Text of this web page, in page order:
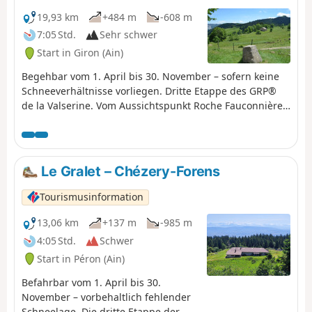
19,93 km +484 m
-608 m
7:05 Std.
Sehr schwer
Start in Giron (Ain)
Begehbar vom 1. April bis 30. November – sofern keine
Schneeverhältnisse vorliegen. Dritte Etappe des GRP®
de la Valserine. Vom Aussichtspunkt Roche Fauconnière
Weg zum „Borne au Lion“, einem historischen Grenzstein
der französisch-französisch-französisch-französisch-
französisch-französisch-französisch-französisch-
französisch-französisch-französisch-französisch-
französisch-französisch-französisch-französisch-
französisch-französisch-französisch-französisch-
französisch-französisch-französisch-französisch-
französisch-französisch-französisch-französisch-
französisch-französisch-französisch-französisch-
französisch-französisch-französisch-französisch-
französisch-französisch-französisch-französisch-
französisch-französisch-französisch-französisch-
Le Gralet – Chézery-Forens
Tourismusinformation
13,06 km
+137 m
-985 m
4:05 Std.
Schwer
Start in Péron (Ain)
Befahrbar vom 1. April bis 30.
November – vorbehaltlich fehlender